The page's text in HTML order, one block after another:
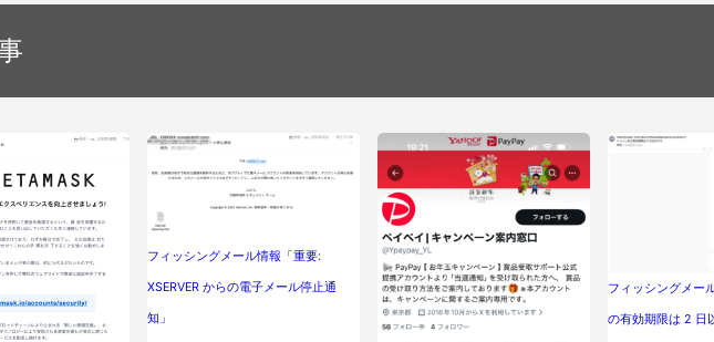
フィッシングメール情報「重要:
XSERVER からの電子メール停止通
知」
フィッシングメー
の有効期限は 2 日